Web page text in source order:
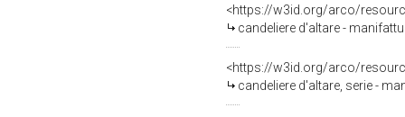
<https://w3id.org/arco/
candeliere d'altare -
<https://w3id.org/arco/
candeliere d'altare, serie -